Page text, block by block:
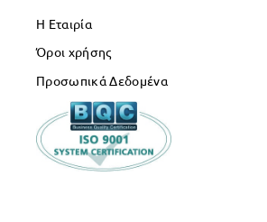
Η Εταιρία
Όροι χρήσης
Προσωπικά Δεδομένα